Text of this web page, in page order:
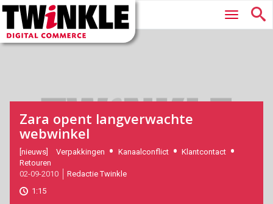
Twinkle
Digital
Commerce
Hoofdmenu
Zara opent langverwachte
webwinkel
2010-
09-
02T11:15:00
2017-
11-
[nieuws] Verpakkingen Kanaalconflict
Klantcontact
Retouren
02-09-2010
Redactie Twinkle
1:15